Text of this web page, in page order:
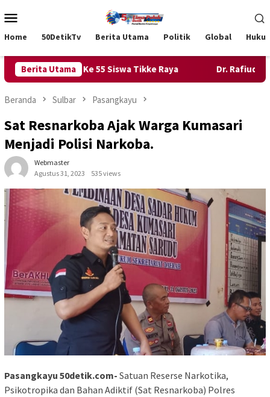
ke
Mobile
Home 50DetikTv Berita Utama Politik Global
Berita Utama
Cerdas Ke 55 Siswa Tikke Raya Dr. Rafiudin
Beranda Sulbar Pasangkayu
Sat Resnarkoba Ajak Warga Kumasari
Menjadi Polisi Narkoba.
Webmaster
Agustus 31, 2023
535 views
Pasangkayu 50detik.com- Satuan Reserse Narkotika,
Psikotropika dan Bahan Adiktif (Sat Resnarkoba) Polres